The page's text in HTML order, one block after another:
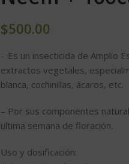
$500.00
– Es un insecticida de Amplio
extractos vegetales,
blanca, cochinillas, ácaros, etc.
– Por sus componentes
ultima semana de floración.
Uso y dosificación: